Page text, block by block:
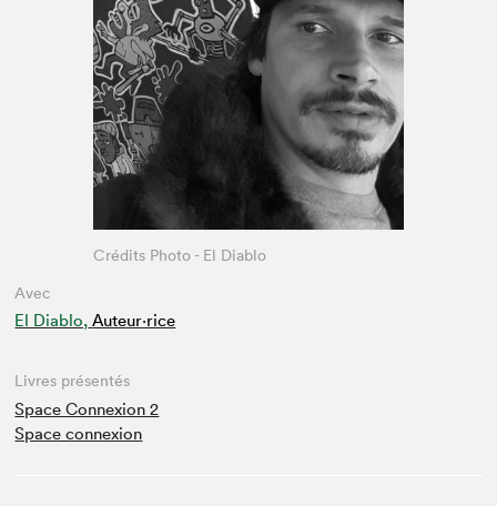
Avec
El Diablo, Auteur·rice
Crédits Photo - El Diablo
Livres présentés
Space Connexion 2
Space connexion